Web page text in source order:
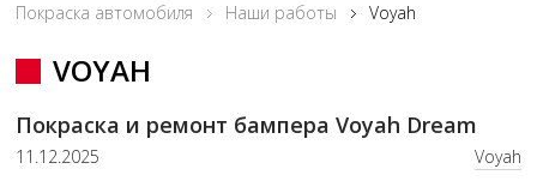
Покраска автомобиля Наши работы Voyah
VOYAH
Покраска и ремонт бампера Voyah Dream
11.12.2025 Voyah